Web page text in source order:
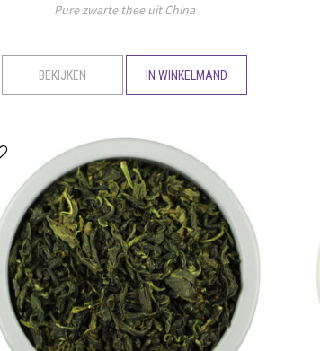
Pure zwarte thee uit China
BEKIJKEN IN WINKELMAND